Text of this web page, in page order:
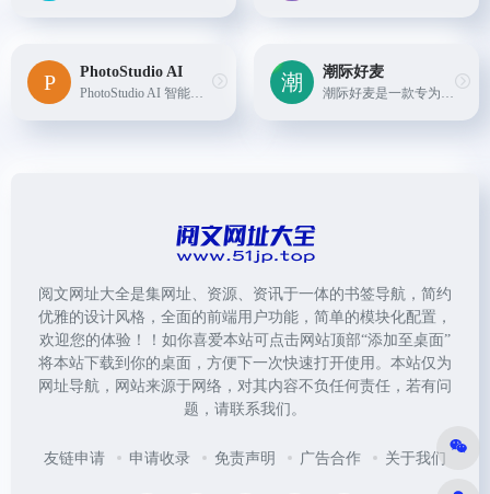
PhotoStudio AI
PhotoStudio AI 智能商拍摄影，提供真实高颜值AI模特资源，海量AI商业场景，简单3步生成超高颜值的AI摄影大片，填写邀请码：V5XPAFLC 可额外获得200虹豆
潮际好麦
潮际好麦是一款专为电商平台打造的AI营销工具，支持AI主图、详情图生成。核心功能包括AI虚拟试衣、AI换背景、AI试鞋等，助力商家快速、高效完成商品上架。
阅文网址大全是集网址、资源、资讯于一体的书签导航，简约
优雅的设计风格，全面的前端用户功能，简单的模块化配置，
欢迎您的体验！！如你喜爱本站可点击网站顶部“添加至桌面”
将本站下载到你的桌面，方便下一次快速打开使用。本站仅为
网址导航，网站来源于网络，对其内容不负任何责任，若有问
题，请联系我们。
友链申请 申请收录 免责声明 广告合作 关于我们